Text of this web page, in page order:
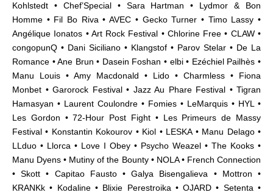
Kohlstedt • Chef’Special • Sara Hartman • Lydmor & Bon
Homme • Fil Bo Riva • AVEC • Gecko Turner • Timo Lassy •
Angélique Ionatos • Art Rock Festival • Chlorine Free • CLAW •
congopunQ • Dani Siciliano • Klangstof • Parov Stelar • De La
Romance • Ane Brun • Dasein Foshan • elbi • Ezéchiel Pailhès •
Manu Louis • Amy Macdonald • Lido • Charmless • Fiona
Monbet • Garorock Festival • Jazz Au Phare Festival • Tigran
Hamasyan • Laurent Coulondre • Fomies • LeMarquis • HYL •
Les Gordon • 72-Hour Post Fight • Les Primeurs de Massy
Festival • Konstantin Kokourov • Kiol • LESKA • Manu Delago •
LLduo • Llorca • Love I Obey • Psycho Weazel • The Kooks •
Manu Dyens • Mutiny of the Bounty • NOLA • French Connection
• Skott • Capitao Fausto • Galya Bisengalieva • Mottron •
KRANKk • Kodaline • Blixie Perestroika • OJARD • Setenta •